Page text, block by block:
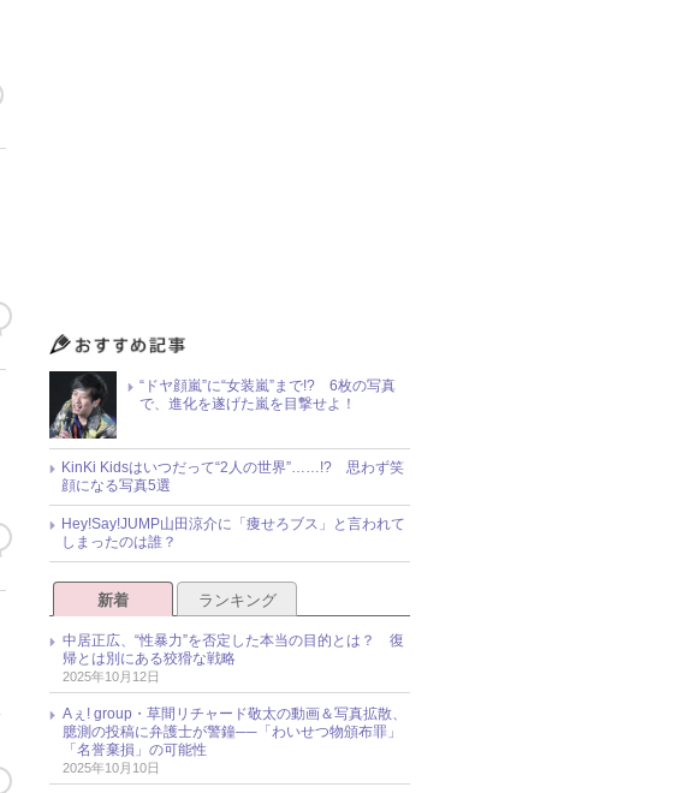
“ドヤ顔嵐”に“女装嵐”まで!? 6枚の写真
で、進化を遂げた嵐を目撃せよ！
KinKi Kidsはいつだって“2人の世界”……!? 思わず笑
顔になる写真5選
Hey!Say!JUMP山田涼介に「痩せろブス」と言われて
しまったのは誰？
新着 ランキング
中居正広、“性暴力”を否定した本当の目的とは？ 復
帰とは別にある狡猾な戦略
2025年10月12日
Aぇ! group・草間リチャード敬太の動画＆写真拡散、
臆測の投稿に弁護士が警鐘──「わいせつ物頒布罪」
「名誉棄損」の可能性
2025年10月10日